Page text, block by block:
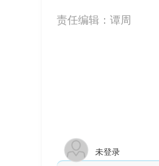
责任编辑： 谭周
未登录